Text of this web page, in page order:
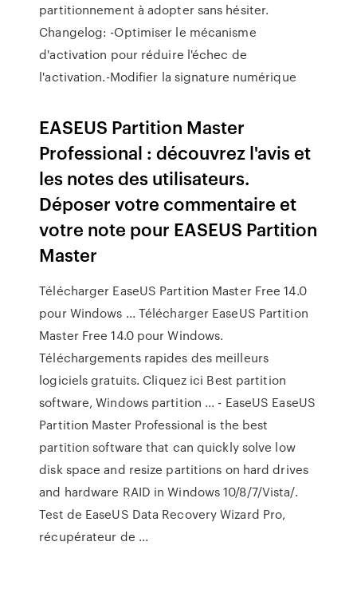
partitionnement à adopter sans hésiter.
Changelog: -Optimiser le mécanisme
d'activation pour réduire l'échec de
l'activation.-Modifier la signature numérique
EASEUS Partition Master
Professional : découvrez l'avis et
les notes des utilisateurs.
Déposer votre commentaire et
votre note pour EASEUS Partition
Master
Télécharger EaseUS Partition Master Free 14.0
pour Windows ... Télécharger EaseUS Partition
Master Free 14.0 pour Windows.
Téléchargements rapides des meilleurs
logiciels gratuits. Cliquez ici Best partition
software, Windows partition ... - EaseUS EaseUS
Partition Master Professional is the best
partition software that can quickly solve low
disk space and resize partitions on hard drives
and hardware RAID in Windows 10/8/7/Vista/.
Test de EaseUS Data Recovery Wizard Pro,
récupérateur de ...